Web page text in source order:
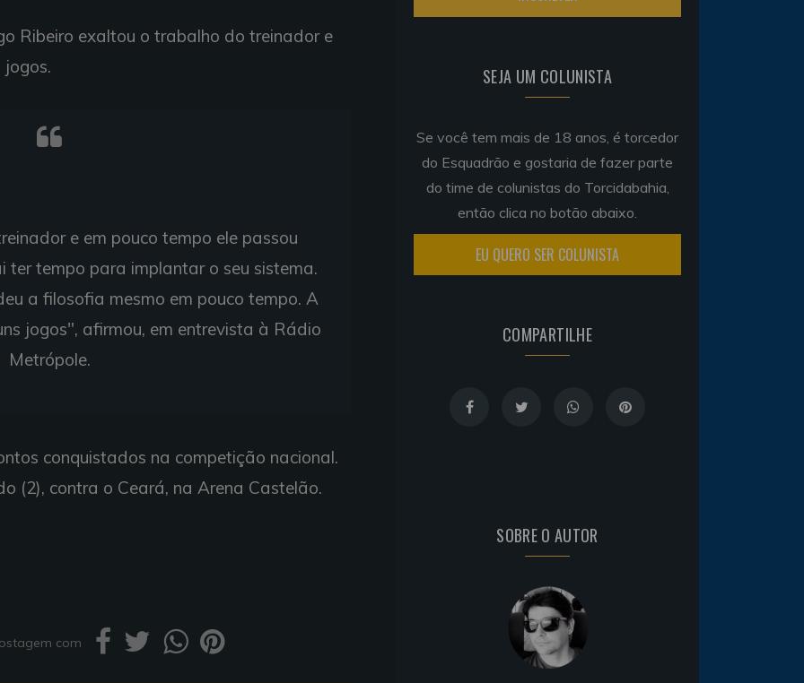
Ribeiro exaltou o trabalho do treinador e
jogos.
e em pouco tempo ele passou
ter tempo para implantar o seu sistema.
a filosofia mesmo em pouco tempo. A
jogos", afirmou, em entrevista à Rádio
Metrópole.
conquistados na competição nacional.
(2), contra o Ceará, na Arena Castelão.
com
SEJA UM COLUNISTA
Se você tem mais de 18 anos, é torcedor
do Esquadrão e gostaria de fazer parte
do time de colunistas do Torcidabahia,
então clica no botão abaixo.
EU QUERO SER COLUNISTA
COMPARTILHE
SOBRE O AUTOR